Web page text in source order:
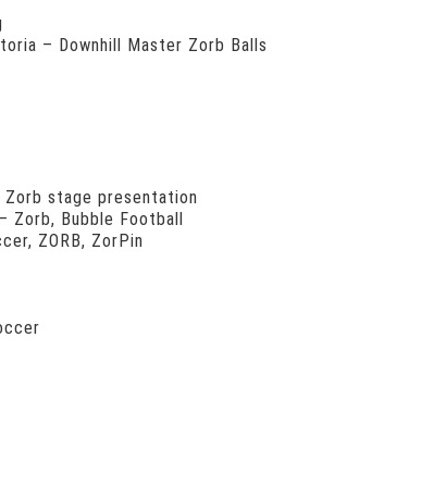
– Downhill Master Zorb Balls
Zorb stage presentation
Zorb, Bubble Football
ZORB, ZorPin